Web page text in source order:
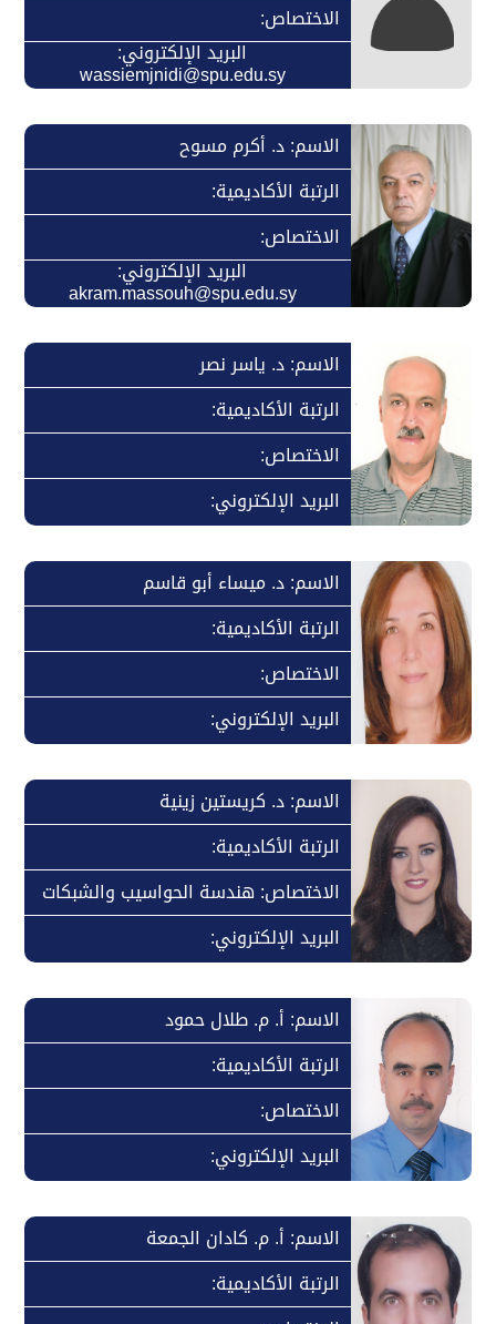
الاختصاص:
البريد الإلكتروني:
wassiemjnidi@spu.edu.sy
الاسم: د. أكرم مسوح
الرتبة الأكاديمية:
الاختصاص:
البريد الإلكتروني:
akram.massouh@spu.edu.sy
الاسم: د. ياسر نصر
الرتبة الأكاديمية:
الاختصاص:
البريد الإلكتروني:
الاسم: د. ميساء أبو قاسم
الرتبة الأكاديمية:
الاختصاص:
البريد الإلكتروني:
الاسم: د. كريستين زينية
الرتبة الأكاديمية:
الاختصاص: هندسة الحواسيب والشبكات
البريد الإلكتروني:
الاسم: أ. م. طلال حمود
الرتبة الأكاديمية:
الاختصاص:
البريد الإلكتروني:
الاسم: أ. م. كادان الجمعة
الرتبة الأكاديمية: